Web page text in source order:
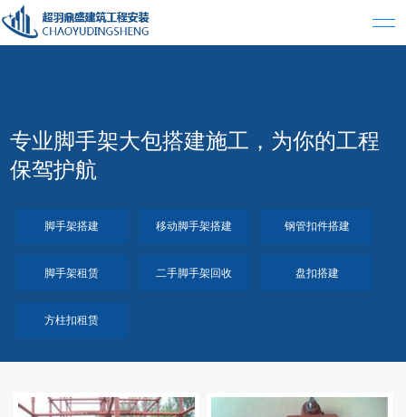
专业脚手架大包搭建施工，为你的工程
保驾护航
脚手架搭建 移动脚手架搭建 钢管扣件搭建
脚手架租赁 二手脚手架回收 盘扣搭建
方柱扣租赁